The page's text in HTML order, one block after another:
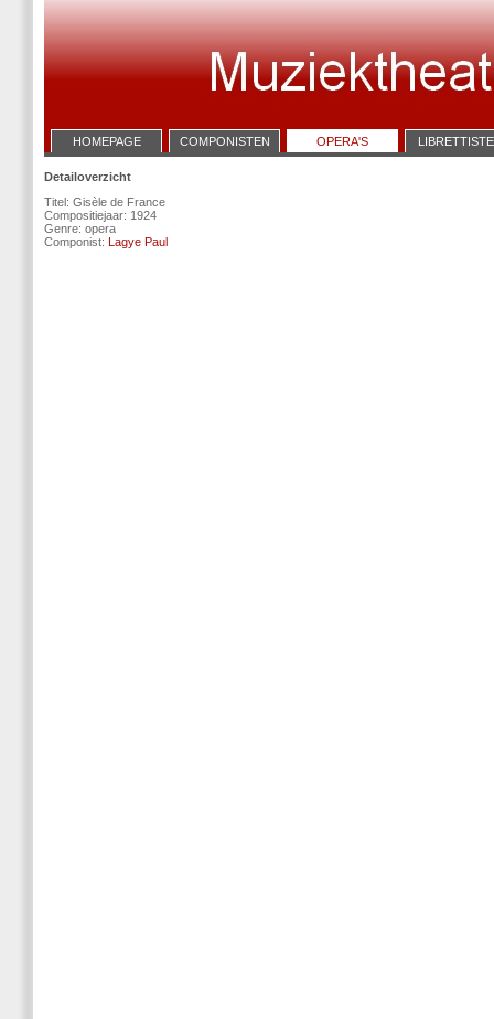
HOMEPAGE COMPONISTEN OPERA'S
Detailoverzicht
Titel: Gisèle de France
Compositiejaar: 1924
Genre: opera
Componist: Lagye Paul